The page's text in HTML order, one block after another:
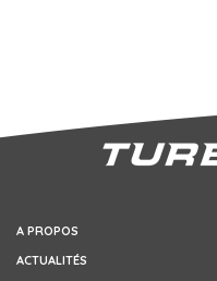
A PROPOS
ACTUALITÉS